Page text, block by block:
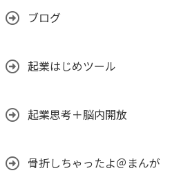
ブログ
起業はじめツール
起業思考＋脳内開放
骨折しちゃったよ＠まんが